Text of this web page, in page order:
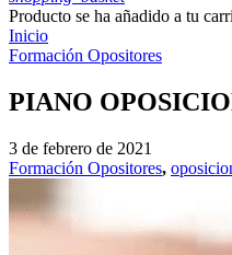
Producto se ha añadido a tu
Inicio
Formación Opositores
PIANO
3 de febrero de 2021
Formación Opositores,